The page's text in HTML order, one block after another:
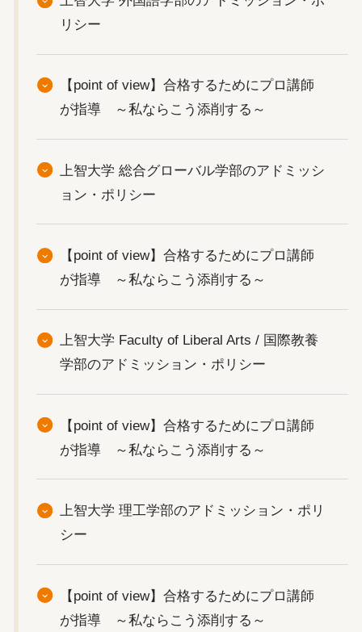
リシー
【point of view】合格するためにプロ講師
が指導 ～私ならこう添削する～
上智大学 総合グローバル学部のアドミッシ
ョン・ポリシー
【point of view】合格するためにプロ講師
が指導 ～私ならこう添削する～
上智大学 Faculty of Liberal Arts / 国際教養
学部のアドミッション・ポリシー
【point of view】合格するためにプロ講師
が指導 ～私ならこう添削する～
上智大学 理工学部のアドミッション・ポリ
シー
【point of view】合格するためにプロ講師
が指導 ～私ならこう添削する～